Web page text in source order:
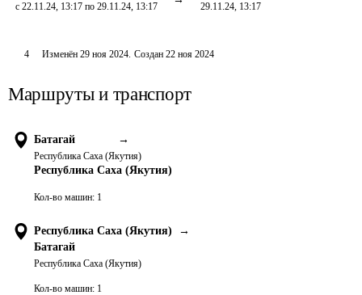
с 22.11.24, 13:17 по 29.11.24, 13:17
29.11.24, 13:17
4 Изменён 29 ноя 2024. Создан 22 ноя 2024
Маршруты и транспорт
Батагай →
Республика Саха (Якутия)
Республика Саха (Якутия)
Кол-во машин: 1
Республика Саха (Якутия)
→
Батагай
Республика Саха (Якутия)
Кол-во машин: 1